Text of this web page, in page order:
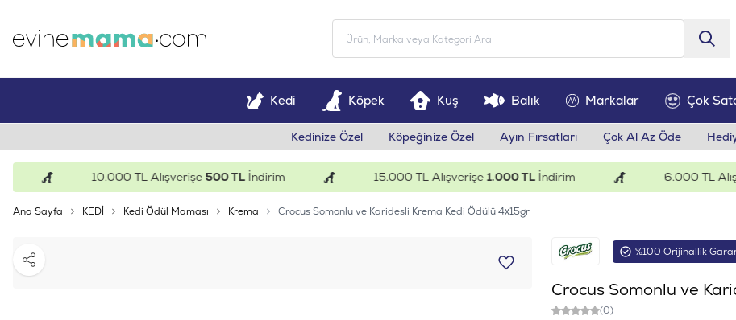
Kedi Köpek Kuş Balık Markalar Çok
Kedinize Özel Köpeğinize Özel Ayın Fırsatları Çok Al Az Öde
10.000 TL Alışverişe500 TLİndirim 15.000 TL Alışverişe1.000 TLİndirim 6.000 TL
Ana Sayfa KEDİ Kedi Ödül Maması Krema Crocus Somonlu ve Karidesli Krema Kedi Ödülü 4x15gr
Paylaş
%100 Orijinallik
Crocus Somonlu ve
(0)